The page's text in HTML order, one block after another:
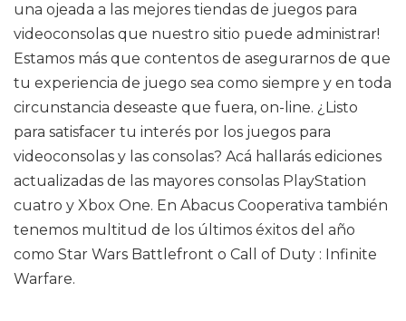
una ojeada a las mejores tiendas de juegos para
videoconsolas que nuestro sitio puede administrar!
Estamos más que contentos de asegurarnos de que
tu experiencia de juego sea como siempre y en toda
circunstancia deseaste que fuera, on-line. ¿Listo
para satisfacer tu interés por los juegos para
videoconsolas y las consolas? Acá hallarás ediciones
actualizadas de las mayores consolas PlayStation
cuatro y Xbox One. En Abacus Cooperativa también
tenemos multitud de los últimos éxitos del año
como Star Wars Battlefront o Call of Duty : Infinite
Warfare.